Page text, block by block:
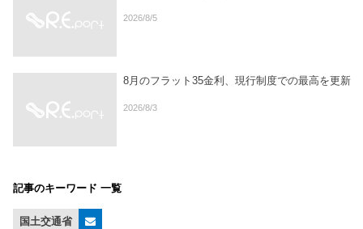
2026/8/5
8月のフラット35金利、現行制度での最高を更新
2026/8/3
記事のキーワード 一覧
国土交通省